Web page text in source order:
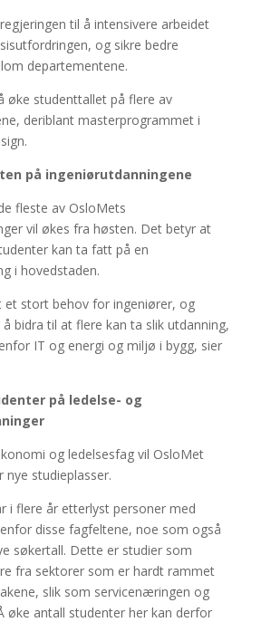
til å intensivere arbeidet
og sikre bedre
departementene.
øke studenttallet på flere av
deriblant masterprogrammet i
på ingeniørutdanningene
fleste av OsloMets
vil økes fra høsten. Det betyr at
kan ta fatt på en
i hovedstaden.
stort behov for ingeniører, og
bidra til at flere kan ta slik utdanning,
IT og energi og miljø i bygg, sier
på ledelse- og
og ledelsesfag vil OsloMet
studieplasser.
i flere år etterlyst personer med
disse fagfeltene, noe som også
søkertall. Dette er studier som
fra sektorer som er hardt rammet
slik som servicenæringen og
øke antall studenter her kan derfor